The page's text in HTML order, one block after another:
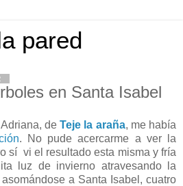
pared
en Santa Isabel
deTeje la araña, me había
. No pude acercarme a ver la
sí vi el resultado esta misma y fría
luz de invierno atravesando la
a Santa Isabel, cuatro